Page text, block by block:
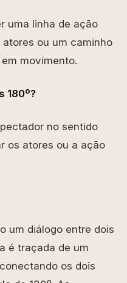
uma linha de ação
ou um caminho
movimento.
180º?
no sentido
os atores ou a ação
um diálogo entre dois
é traçada de um
os dois